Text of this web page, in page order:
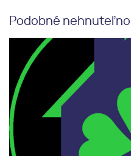
Podobné
Kúpa 3i byt Žilina